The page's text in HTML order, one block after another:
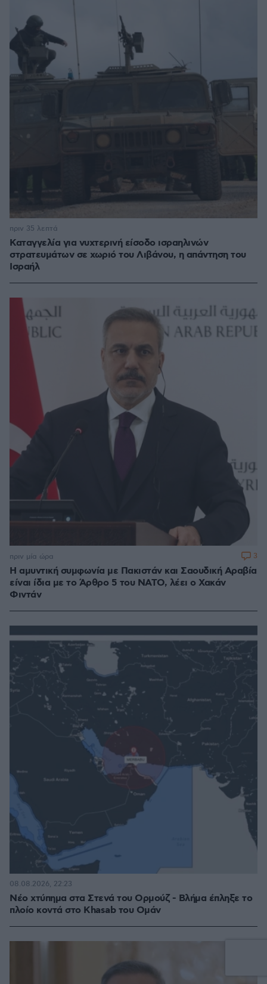
Καταγγελία για νυχτερινή είσοδο ισραηλινών
στρατευμάτων σε χωριό του Λιβάνου, η απάντηση του
Ισραήλ
πριν 35 λεπτά
Η αμυντική συμφωνία με Πακιστάν και Σαουδική Αραβία
είναι ίδια με το Άρθρο 5 του ΝΑΤΟ, λέει ο Χακάν
Φιντάν
πριν μία ώρα 3
Νέο χτύπημα στα Στενά του Ορμούζ - Βλήμα έπληξε το
πλοίο κοντά στο Khasab του Ομάν
08.08.2026, 22:23